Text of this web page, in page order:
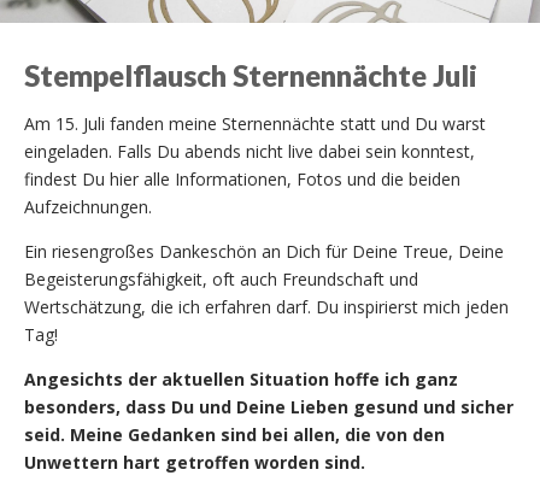
Stempelflausch Sternennächte Juli
Am 15. Juli fanden meine Sternennächte statt und Du warst
eingeladen. Falls Du abends nicht live dabei sein konntest,
findest Du hier alle Informationen, Fotos und die beiden
Aufzeichnungen.
Ein riesengroßes Dankeschön an Dich für Deine Treue, Deine
Begeisterungsfähigkeit, oft auch Freundschaft und
Wertschätzung, die ich erfahren darf. Du inspirierst mich jeden
Tag!
Angesichts der aktuellen Situation hoffe ich ganz
besonders, dass Du und Deine Lieben gesund und sicher
seid. Meine Gedanken sind bei allen, die von den
Unwettern hart getroffen worden sind.